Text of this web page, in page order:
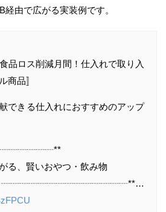
由で広がる実装例です。
品ロス削減月間！仕入れで取り入
商品〛
できる仕入れにおすすめのアップ
る、賢いおやつ・飲み物